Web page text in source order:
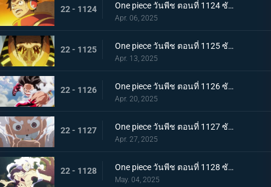
22 - 1124 One piece วันพีช ตอนที่ 1124 ซับไทย ถูกล้อมอย่างสมบูรณ์! ปฏิบัติการหลบหนี Egghead
Apr. 06, 2025
22 - 1125 One piece วันพีช ตอนที่ 1125 ซับไทย การปะทะกันของความมุ่งมั่นของสองบุรุษ! คิซารุและเซ็นโตมารุ
Apr. 13, 2025
22 - 1126 One piece วันพีช ตอนที่ 1126 ซับไทย ความสิ้นหวังที่ใกล้เข้ามา ภารกิจอันน่าหดหู่ของพลเรือเอกคิซารุ
Apr. 20, 2025
22 - 1127 One piece วันพีช ตอนที่ 1127 ซับไทย ลูฟี่ ปะทะ คิซารุ มหาศึกเดือดที่พลิกผันได้ตลอดเวลา
Apr. 27, 2025
22 - 1128 One piece วันพีช ตอนที่ 1128 ซับไทย ฝันร้ายมาเยือน เซนต์แซทเทิร์น เทพนักรบแห่งวิทยาศาสตร์และกลาโหม
May. 04, 2025